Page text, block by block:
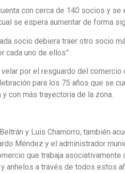
con cerca de 140 socios y se
se espera aumentar de forma
socio debiera traer otro socio
cada uno de ellos”.
por el resguardo del
para los 75 años que se
con más trayectoria de la zona.
y Luis Chamorro, también
Méndez y el administrador
que trabaja
anhelos a través de todos estos